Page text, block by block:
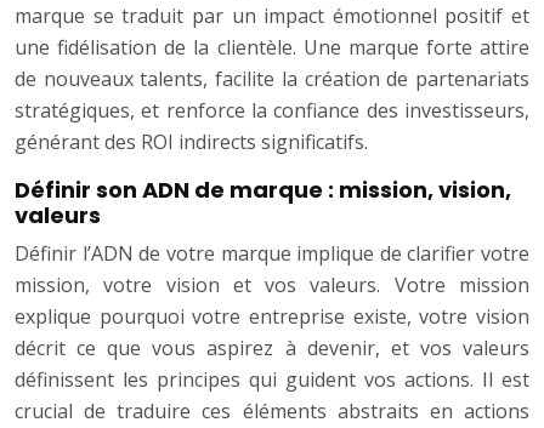
marque se traduit par un impact émotionnel positif et
une fidélisation de la clientèle. Une marque forte attire
de nouveaux talents, facilite la création de partenariats
stratégiques, et renforce la confiance des investisseurs,
générant des ROI indirects significatifs.
Définir son ADN de marque : mission, vision,
valeurs
Définir l’ADN de votre marque implique de clarifier votre
mission, votre vision et vos valeurs. Votre mission
explique pourquoi votre entreprise existe, votre vision
décrit ce que vous aspirez à devenir, et vos valeurs
définissent les principes qui guident vos actions. Il est
crucial de traduire ces éléments abstraits en actions